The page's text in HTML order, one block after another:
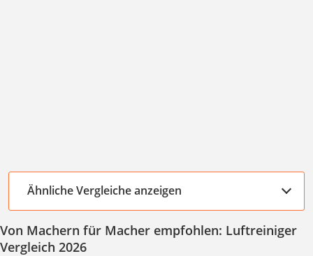
Ähnliche Vergleiche anzeigen
Von Machern für Macher empfohlen: Luftreiniger
Vergleich 2026